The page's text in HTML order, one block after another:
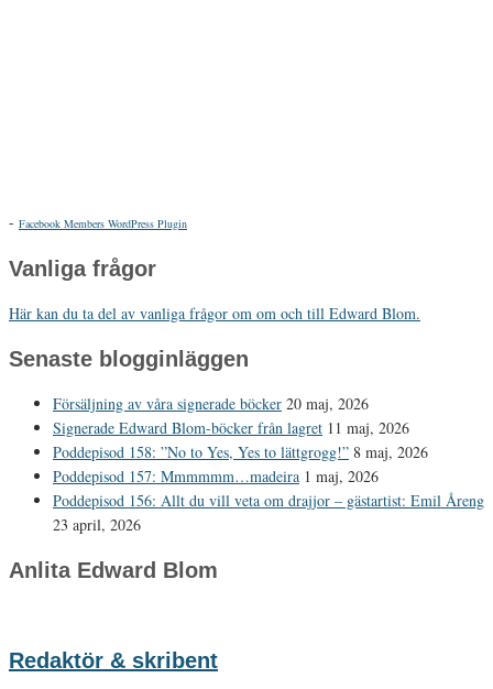
- Facebook Members WordPress Plugin
Vanliga frågor
Här kan du ta del av vanliga frågor om om och till Edward Blom.
Senaste blogginläggen
Försäljning av våra signerade böcker 20 maj, 2026
Signerade Edward Blom-böcker från lagret 11 maj, 2026
Poddepisod 158: ”No to Yes, Yes to lättgrogg!” 8 maj, 2026
Poddepisod 157: Mmmmmm…madeira 1 maj, 2026
Poddepisod 156: Allt du vill veta om drajjor – gästartist: Emil Åreng
23 april, 2026
Anlita Edward Blom
Redaktör & skribent